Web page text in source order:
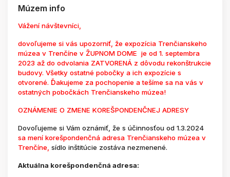
Múzem info
Vážení návštevníci,
dovoľujeme si vás upozorniť, že expozícia Trenčianskeho
múzea v Trenčíne v ŽUPNOM DOME je od 1. septembra
2023 až do odvolania ZATVORENÁ z dôvodu rekonštrukcie
budovy. Všetky ostatné pobočky a ich expozície s
otvorené. Ďakujeme za pochopenie a tešíme sa na vás v
ostatných pobočkách Trenčianskeho múzea!
OZNÁMENIE O ZMENE KOREŠPONDENČNEJ ADRESY
Dovoľujeme si Vám oznámiť, že s účinnosťou od 1.3.2024
sa mení korešpondenčná adresa Trenčianskeho múzea v
Trenčíne, sídlo inštitúcie zostáva nezmenené.
Aktuálna korešpondenčná adresa: